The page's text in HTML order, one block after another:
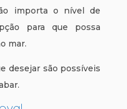
importa o nível de
para que possa
mar.
desejar são possíveis